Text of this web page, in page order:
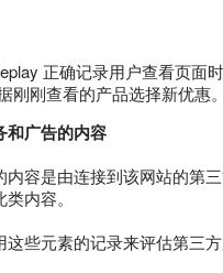
正确记录用户查看页面
刚刚查看的产品选择新优惠
和广告的内容
内容是由连接到该网站的第
内容。
这些元素的记录来评估第三